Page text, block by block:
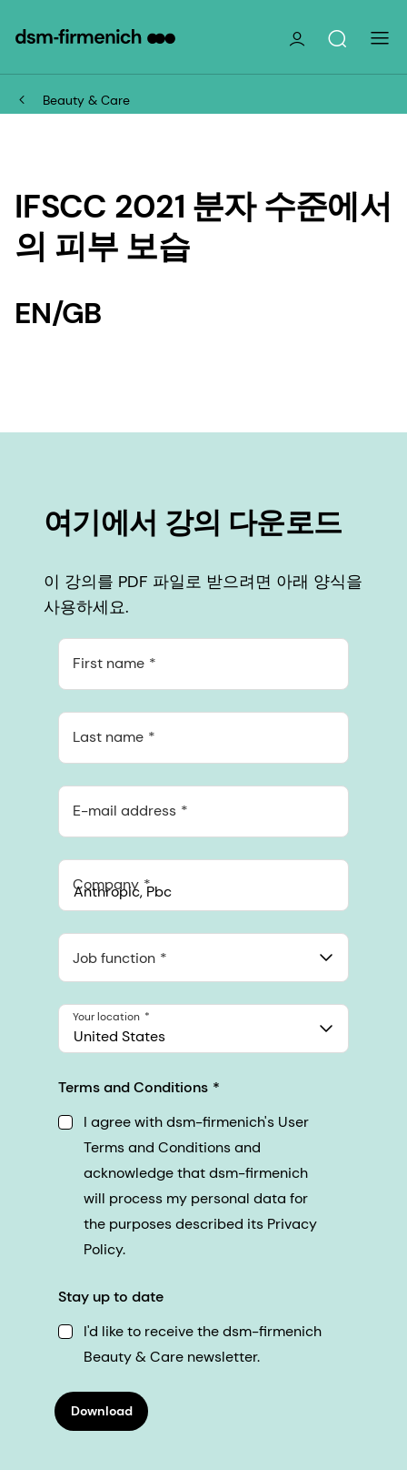
Beauty & Care
IFSCC 2021 분자 수준에서
의 피부 보습
EN/GB
여기에서 강의 다운로드
이 강의를 PDF 파일로 받으려면 아래 양식을
사용하세요.
First name
Last name
E-mail address
Company
548 Market St Pmb 90375, San Francisco, California, US
Job function
United States
Your location
Terms and Conditions
I agree with dsm-firmenich's User
Terms and Conditions and
acknowledge that dsm-firmenich
will process my personal data for
the purposes described its Privacy
Policy.
Stay up to date
I'd like to receive the dsm-firmenich
Beauty & Care newsletter.
Download